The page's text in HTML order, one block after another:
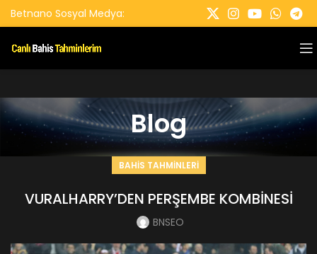
Betnano Sosyal Medya:
Blog
BAHIS TAHMINLERI
VURALHARRY’DEN PERŞEMBE KOMBİNESİ
BNSEO